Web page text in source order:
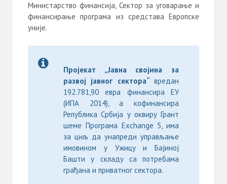
Министарство финансија, Сектор за уговарање и
финансирање програма из средстава Европске
уније.
Пројекат „Јавна својина за
развој јавног сектора“ вредан
192.781,90 евра финансира ЕУ
(ИПА 2014), а кофинансира
Република Србија у оквиру Грант
шеме Програма Exchange 5, има
за циљ да унапреди управљање
имовином у Ужицу и Бајиној
Башти у складу са потребама
грађана и приватног сектора.